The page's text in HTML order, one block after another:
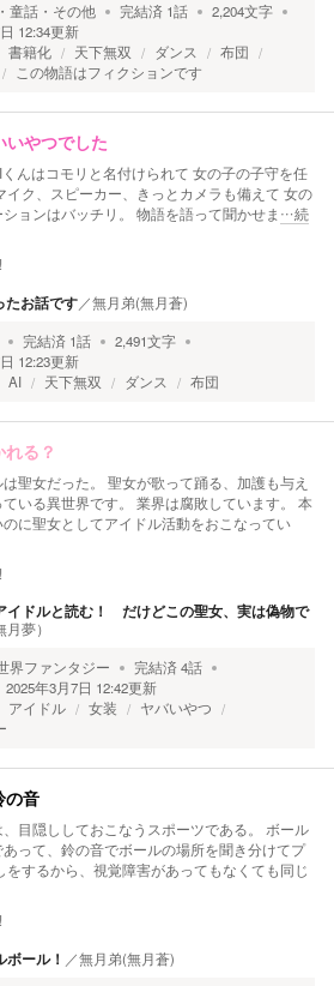
童話・その他 完結済 1話 2,204文字
12:34更新
書籍化 天下無双 ダンス
布団
この物語はフィクションです
いやつでした
んはコモリと名付けられて 女の子の子守を任
イク、スピーカー、きっとカメラも備えて 女の
ョンはバッチリ。 物語を語って聞かせま …続
たお話です／無月弟(無月蒼)
完結済 1話 2,491文字
12:23更新
AI 天下無双 ダンス 布団
れる？
聖女だった。 聖女が歌って踊る、加護も与え
いる異世界です。 業界は腐敗しています。 本
に聖女としてアイドル活動をおこなってい
イドルと読む！ だけどこの聖女、実は偽物で
夢）
界ファンタジー 完結済4話
2025年3月7日 12:42更新
アイドル 女装
ヤバいやつ
の音
目隠ししておこなうスポーツである。 ボール
って、鈴の音でボールの場所を聞き分けてプ
をするから、視覚障害があってもなくても同じ
ール！ ／無月弟(無月蒼)